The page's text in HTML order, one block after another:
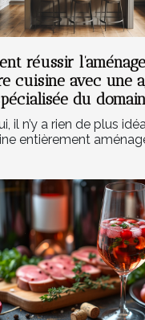
réussir
cuisine avec une
du
il n’y a rien de plus
entièrement